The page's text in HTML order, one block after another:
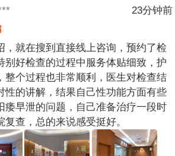
23分钟前
，就在搜到直接线上咨询，预约了检
别好检查的过程中服务体贴细致，护
整个过程也非常顺利，医生对检查结
性的讲解，结果自己性功能方面有些
痿早泄的问题，自己准备治疗一段时
复查，总的来说感受挺好。